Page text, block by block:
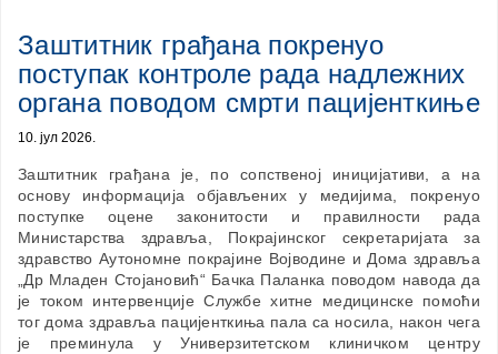
Заштитник грађана покренуо
поступак контроле рада надлежних
органа поводом смрти пацијенткиње
10. јул 2026.
Заштитник грађана је, по сопственој иницијативи, а на
основу информација објављених у медијима, покренуо
поступке оцене законитости и правилности рада
Министарства здравља, Покрајинског секретаријата за
здравство Аутономне покрајине Војводине и Дома здравља
„Др Младен Стојановић“ Бачка Паланка поводом навода да
је током интервенције Службе хитне медицинске помоћи
тог дома здравља пацијенткиња пала са носила, након чега
је преминула у Универзитетском клиничком центру